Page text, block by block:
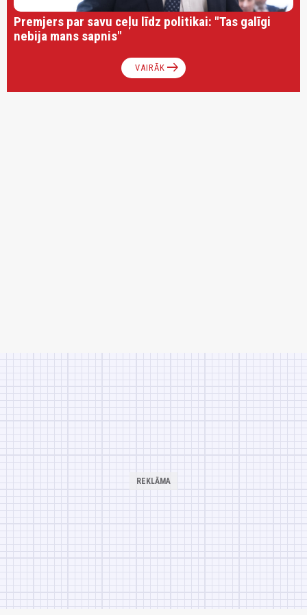
Premjers par savu ceļu līdz politikai: "Tas galīgi
nebija mans sapnis"
VAIRĀK arrow_right_alt